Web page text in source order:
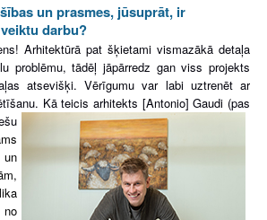
un prasmes, jūsuprāt, ir
darbu?
Arhitektūrā pat šķietami vismazākā detaļa
problēmu, tādēļ jāpārredz gan viss projekts
atsevišķi. Vērīgumu var labi uztrenēt ar
Kā teicis arhitekts [Antonio] Gaudi (pas